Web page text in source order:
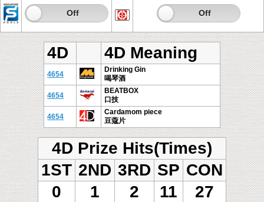
On Off On Off
4D 4D Meaning
4654
Drinking Gin
喝琴酒
4654
BEATBOX
口技
4654
Cardamom piece
豆蔻片
4D Prize Hits(Times)
1ST 2ND 3RD SP CON
0
1 2 11 27